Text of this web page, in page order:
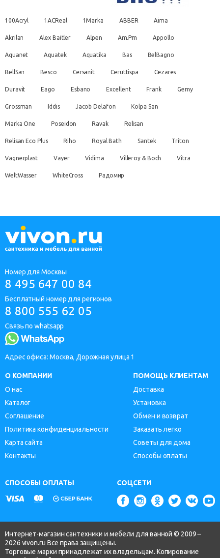
100Acryl 1ACReal 1Marka ABBER Aima
Akrilan Alex Baitler Alpen Am.Pm Appollo
Aquanet Aquatek Aquatika Bas BelBagno
BellSan Besco Cersanit Ceruttispa Cezares
Duravit Eago Esbano Excellent Frank Gemy
Grossman Iddis Jacob Delafon Kolpa San
Marka One Poseidon Ravak Relisan
Relisan Eco Plus Riho Royal Bath Santek Triton
Vagnerplast Vayer Vidima Villeroy & Boch Vitra
WeltWasser WhiteCross Радомир
Номер для Москвы
8 495 647 00 84
Бесплатный номер для регионов
8 800 555 62 05
Связь по whatsapp
Адрес офиса: Москва, Дорожная улица 1
О КОМПАНИИ
О нас
Каталог
Соглашение
Политика конфиденциальности
Карта сайта
Контакты
ПОМОЩЬ КЛИЕНТАМ
Доставка
Установка
Обмен и возврат
Заказать легко
Советы для дома
Способы оплаты
СПОСОБЫ ОПЛАТЫ СОЦСЕТИ
Интернет-магазин сантехники и мебели для ванной © 2009 –
2026 vivon.ru Все права защищены.
Торговые марки принадлежат их владельцам. Копирование